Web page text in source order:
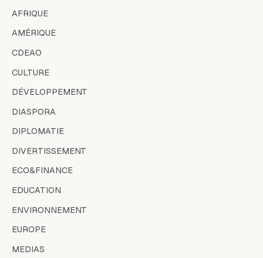
AFRIQUE
AMÉRIQUE
CDEAO
CULTURE
DÉVELOPPEMENT
DIASPORA
DIPLOMATIE
DIVERTISSEMENT
ECO&FINANCE
EDUCATION
ENVIRONNEMENT
EUROPE
MEDIAS